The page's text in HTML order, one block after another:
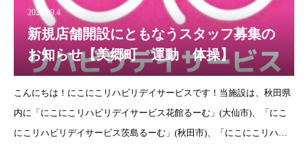
2020.09.4
新規店舗開設にともなうスタッフ募集の
お知らせ【美郷町 運動 体操】
こんにちは！にこにこリハビリデイサービスです！当施設は、秋田県
内に「にこにこリハビリデイサービス花館るーむ」(大仙市)、「にこ
にこリハビリデイサービス茨島るーむ」(秋田市)、「にこにこリハビ